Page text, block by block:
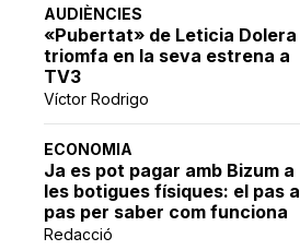
AUDIÈNCIES
«Pubertat» de Leticia Dolera
triomfa en la seva estrena a
TV3
Víctor Rodrigo
ECONOMIA
Ja es pot pagar amb Bizum a
les botigues físiques: el pas a
pas per saber com funciona
Redacció